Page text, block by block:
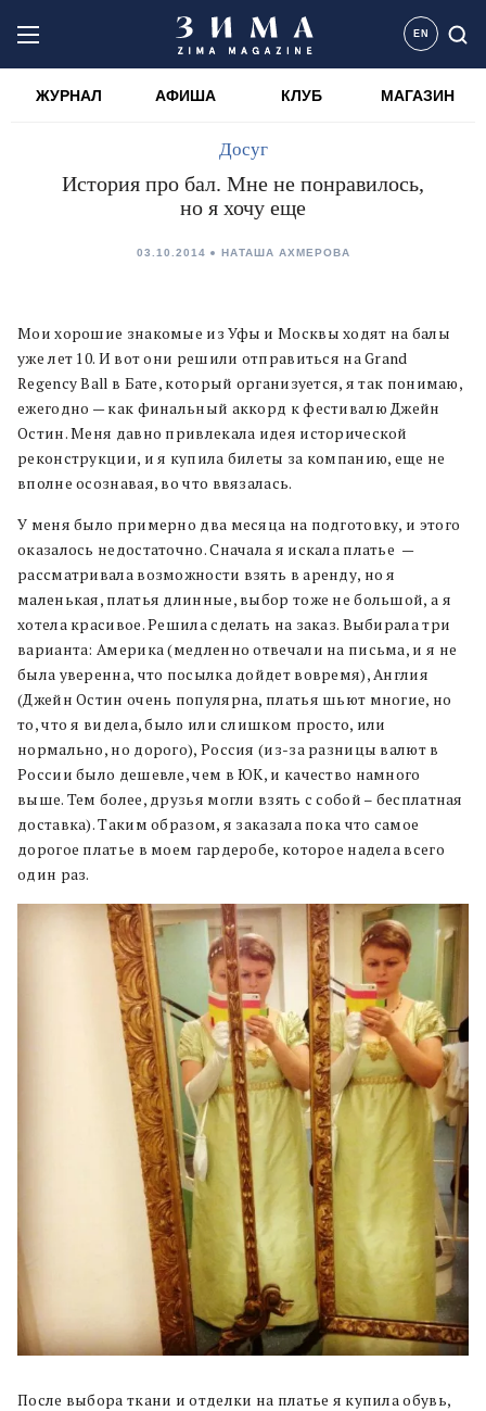
EN
ЖУРНАЛ АФИША КЛУБ МАГАЗИН
Досуг
История про бал. Мне не понравилось,
но я хочу еще
03.10.2014 НАТАША АХМЕРОВА
Мои хорошие знакомые из Уфы и Москвы ходят на балы
уже лет 10. И вот они решили отправиться на Grand
Regency Ball в Бате, который организуется, я так понимаю,
ежегодно — как финальный аккорд к фестивалю Джейн
Остин. Меня давно привлекала идея исторической
реконструкции, и я купила билеты за компанию, еще не
вполне осознавая, во что ввязалась.
У меня было примерно два месяца на подготовку, и этого
оказалось недостаточно. Сначала я искала платье —
рассматривала возможности взять в аренду, но я
маленькая, платья длинные, выбор тоже не большой, а я
хотела красивое. Решила сделать на заказ. Выбирала три
варианта: Америка (медленно отвечали на письма, и я не
была уверенна, что посылка дойдет вовремя), Англия
(Джейн Остин очень популярна, платья шьют многие, но
то, что я видела, было или слишком просто, или
нормально, но дорого), Россия (из-за разницы валют в
России было дешевле, чем в ЮК, и качество намного
выше. Тем более, друзья могли взять с собой – бесплатная
доставка). Таким образом, я заказала пока что самое
дорогое платье в моем гардеробе, которое надела всего
один раз.
После выбора ткани и отделки на платье я купила обувь,